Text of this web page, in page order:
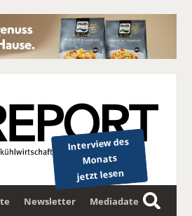
Interview des
Monats
jetzt lesen
Newsletter Mediadaten